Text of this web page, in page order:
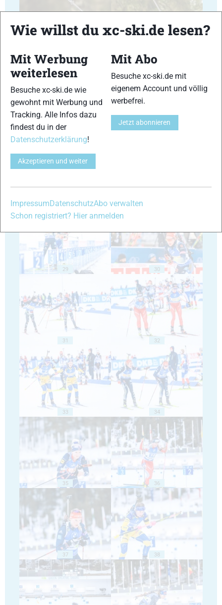
25 26
29 30
31 32
33 34
35 36
37 38
Wie willst du xc-ski.de lesen?
Mit Werbung
weiterlesen
Besuche xc-ski.de wie
gewohnt mit Werbung und
Tracking. Alle Infos dazu
findest du in der
Datenschutzerklärung!
Akzeptieren und weiter
Mit Abo
Besuche xc-ski.de mit
eigenem Account und völlig
werbefrei.
Jetzt abonnieren
ImpressumDatenschutzAbo verwalten
Schon registriert? Hier anmelden